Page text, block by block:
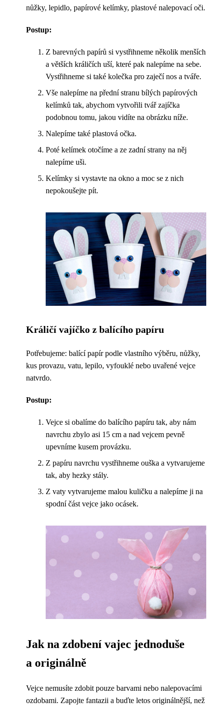
nůžky, lepidlo, papírové kelímky, plastové nalepovací oči.
Postup:
Z barevných papírů si vystřihneme několik menších
a větších králičích uší, které pak nalepíme na sebe.
Vystřihneme si také kolečka pro zaječí nos a tváře.
Vše nalepíme na přední stranu bílých papírových
kelímků tak, abychom vytvořili tvář zajíčka
podobnou tomu, jakou vidíte na obrázku níže.
Nalepíme také plastová očka.
Poté kelímek otočíme a ze zadní strany na něj
nalepíme uši.
Kelímky si vystavte na okno a moc se z nich
nepokoušejte pít.
Králičí vajíčko z balícího papíru
Potřebujeme: balící papír podle vlastního výběru, nůžky,
kus provazu, vatu, lepilo, vyfouklé nebo uvařené vejce
natvrdo.
Postup:
Vejce si obalíme do balícího papíru tak, aby nám
navrchu zbylo asi 15 cm a nad vejcem pevně
upevníme kusem provázku.
Z papíru navrchu vystřihneme ouška a vytvarujeme
tak, aby hezky stály.
Z vaty vytvarujeme malou kuličku a nalepíme ji na
spodní část vejce jako ocásek.
Jak na zdobení vajec jednoduše
a originálně
Vejce nemusíte zdobit pouze barvami nebo nalepovacími
ozdobami. Zapojte fantazii a buďte letos originálnější, než